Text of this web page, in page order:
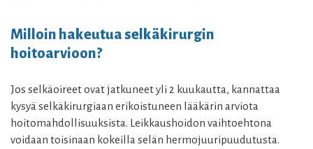
Milloin hakeutua selkäkirurgin
hoitoarvioon?
Jos selkäoireet ovat jatkuneet yli 2 kuukautta, kannattaa
kysyä selkäkirurgiaan erikoistuneen lääkärin arviota
hoitomahdollisuuksista. Leikkaushoidon vaihtoehtona
voidaan toisinaan kokeilla selän hermojuuripuudutusta.